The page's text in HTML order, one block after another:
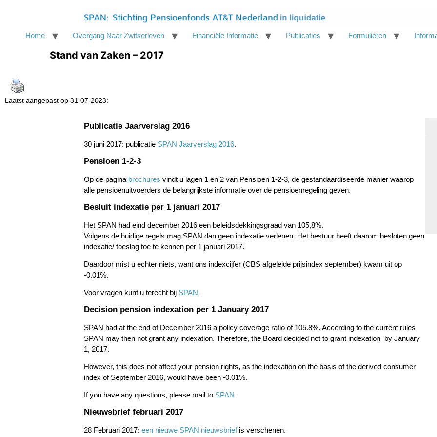
Home Overgang Naar Zwitserleven Financiële Informatie Publicaties Formulieren
Stand van Zaken – 2017
Laatst aangepast op 31-07-2023:
Publicatie Jaarverslag 2016
30 juni 2017: publicatie SPAN Jaarverslag 2016.
Pensioen 1-2-3
Op de pagina brochures vindt u lagen 1 en 2 van Pensioen 1-2-3, de gestandaardiseerde manier waarop
alle pensioenuitvoerders de belangrijkste informatie over de pensioenregeling geven.
Besluit indexatie per 1 januari 2017
Het SPAN had eind december 2016 een beleidsdekkingsgraad van 105,8%.
Volgens de huidige regels mag SPAN dan geen indexatie verlenen. Het bestuur heeft daarom besloten geen
indexatie/ toeslag toe te kennen per 1 januari 2017.
Daardoor mist u echter niets, want ons indexcijfer (CBS afgeleide prijsindex september) kwam uit op
-0,01%.
Voor vragen kunt u terecht bij SPAN.
Decision pension indexation per 1 January 2017
SPAN had at the end of December 2016 a policy coverage ratio of 105.8%. According to the current rules
SPAN may then not grant any indexation. Therefore, the Board decided not to grant indexation by January
1, 2017.
However, this does not affect your pension rights, as the indexation on the basis of the derived consumer
index of September 2016, would have been -0.01%.
If you have any questions, please mail to SPAN.
Nieuwsbrief februari 2017
28 Februari 2017: een nieuwe SPAN nieuwsbriefis verschenen.